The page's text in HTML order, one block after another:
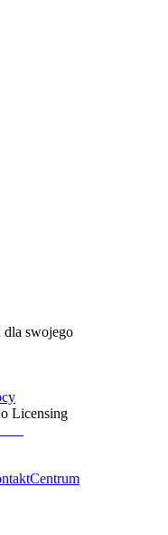
dla swojego
Licensing
Centrum